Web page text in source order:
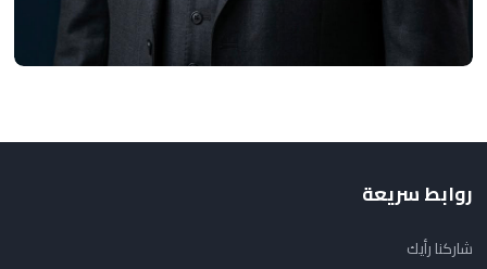
روابط سريعة
شاركنا رأيك